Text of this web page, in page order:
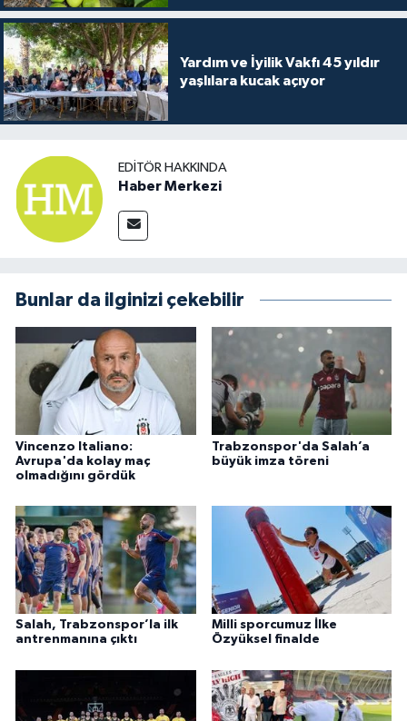
Yardım ve İyilik Vakfı 45 yıldır
yaşlılara kucak açıyor
EDITÖR HAKKINDA
Haber Merkezi
Bunlar da ilginizi çekebilir
Vincenzo Italiano:
Avrupa'da kolay maç
olmadığını gördük
Trabzonspor'da Salah’a
büyük imza töreni
Salah, Trabzonspor’la ilk
antrenmanına çıktı
Milli sporcumuz İlke
Özyüksel finalde